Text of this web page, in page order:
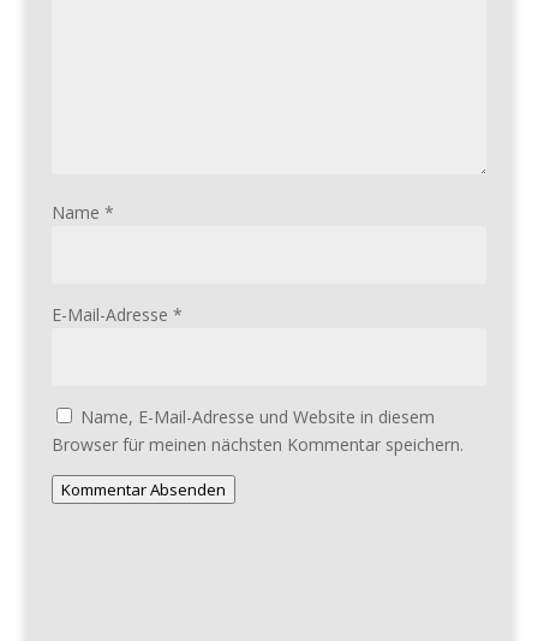
Name *
E-Mail-Adresse *
Name, E-Mail-Adresse und Website in diesem
Browser für meinen nächsten Kommentar speichern.
Kommentar Absenden